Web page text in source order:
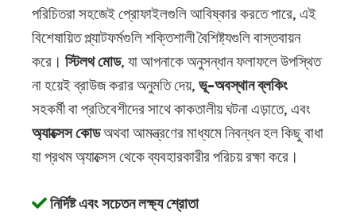
পরিচিতরা সহজেই প্রোফাইলগুলি আবিষ্কার করতে পারে, এই
বিশেষায়িত প্ল্যাটফর্মগুলি শক্তিশালী বৈশিষ্ট্যগুলি বাস্তবায়ন
করে।স্টিলথ মোড, যা আপনাকে অনুসন্ধান ফলাফলে উপস্থিত
না হয়েই ব্রাউজ করার অনুমতি দেয়,ভূ-অবস্থান ব্লকিং
সহকর্মী বা প্রতিবেশীদের সাথে কাকতালীয় ঘটনা এড়াতে, এবং
অ্যাক্সেস কোডঅথবা আমন্ত্রণের মাধ্যমে নিবন্ধন হল কিছু বাধা
যা প্রথম অ্যাক্সেস থেকে ব্যবহারকারীর পরিচয় রক্ষা করে।
নির্দিষ্ট এবং সচেতন লক্ষ্য শ্রোতা